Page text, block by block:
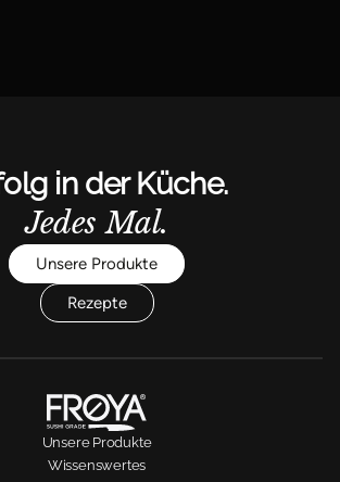
in der Küche.
Jedes Mal.
Unsere Produkte
Rezepte
Unsere Produkte
Wissenswertes